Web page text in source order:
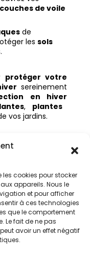
cookies pour stocker
appareils. Nous le
et pour afficher
à ces technologies
que le comportement
Le fait de ne pas
avoir un effet négatif
de voile
de
les sols
protéger votre
sereinement
en hiver
, plantes
vos jardins.
26 juin
comment et à
et à quel